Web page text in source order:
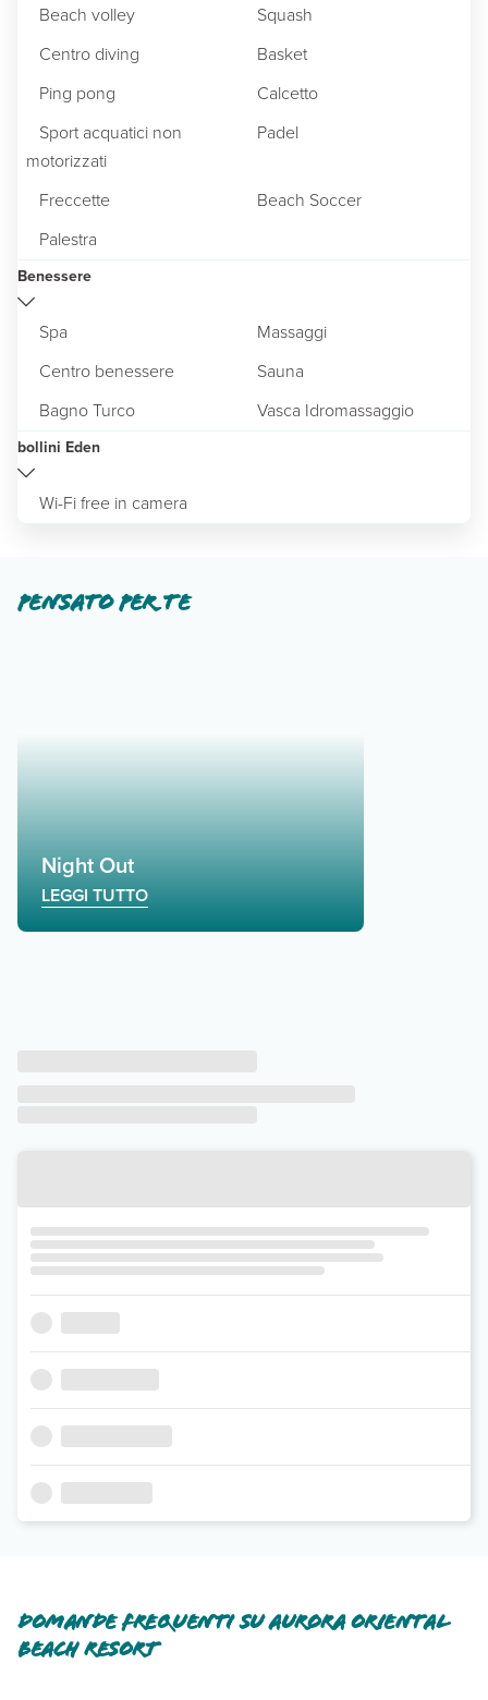
Beach volley
Squash
Centro diving
Basket
Ping pong
Calcetto
Sport acquatici non
motorizzati
Padel
Freccette
Beach Soccer
Palestra
Benessere
Spa
Massaggi
Centro benessere
Sauna
Bagno Turco
Vasca Idromassaggio
bollini Eden
Wi-Fi free in camera
Pensato per te
Night Out
LEGGI TUTTO
Domande frequenti su Aurora Oriental
Beach Resort